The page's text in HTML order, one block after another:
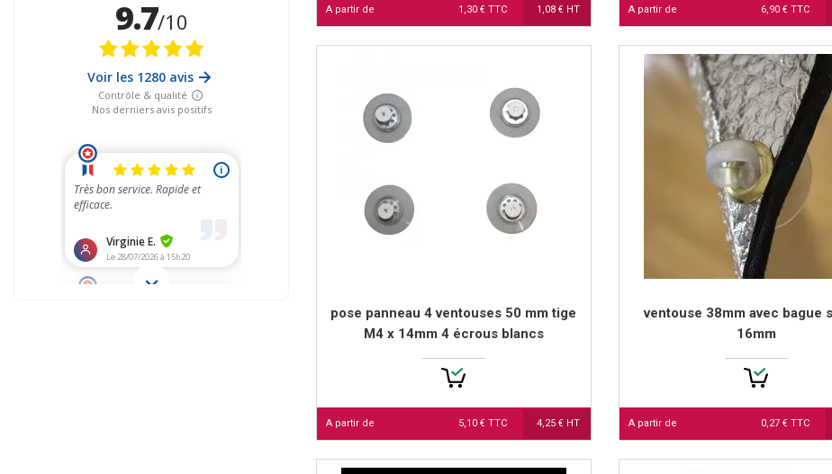
A partir de 1,30 € TTC 1,08 € HT A partir de 6,90 € TTC
pose panneau 4 ventouses 50 mm tige
M4 x 14mm 4 écrous blancs
A partir de 5,10 € TTC 4,25 € HT
ventouse 38mm avec bague
16mm
A partir de 0,27 € TTC